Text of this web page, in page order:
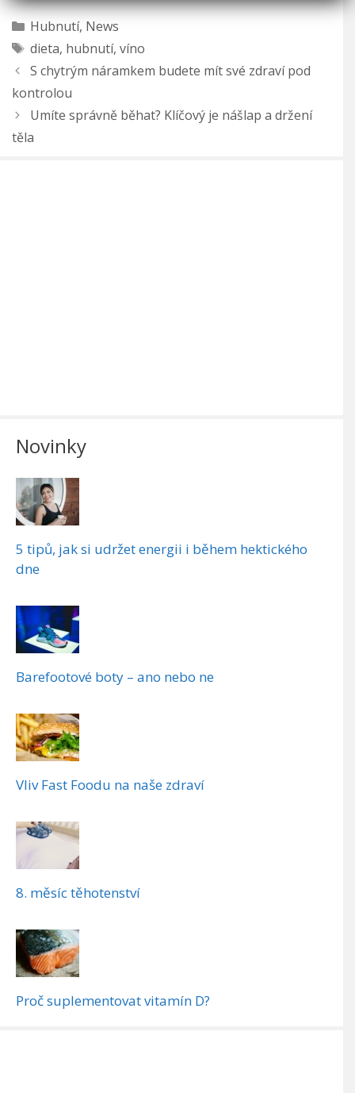
Rubriky
Hubnutí, News
Štítky
dieta, hubnutí, víno
S chytrým náramkem budete mít své zdraví pod
kontrolou
Umíte správně běhat? Klíčový je nášlap a držení
těla
Novinky
5 tipů, jak si udržet energii i během hektického
dne
Barefootové boty – ano nebo ne
Vliv Fast Foodu na naše zdraví
8. měsíc těhotenství
Proč suplementovat vitamín D?